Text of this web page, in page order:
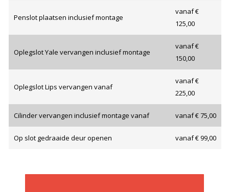
Penslot plaatsen inclusief montage
vanaf €
125,00
Oplegslot Yale vervangen inclusief montage
vanaf €
150,00
Oplegslot Lips vervangen vanaf
vanaf €
225,00
Cilinder vervangen inclusief montage vanaf vanaf € 75,00
Op slot gedraaide deur openen vanaf € 99,00